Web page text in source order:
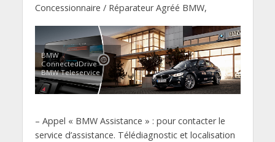
Concessionnaire / Réparateur Agréé BMW,
BMW
ConnectedDrive –
BMW Teleservice
– Appel « BMW Assistance » : pour contacter le
service d’assistance. Télédiagnostic et localisation